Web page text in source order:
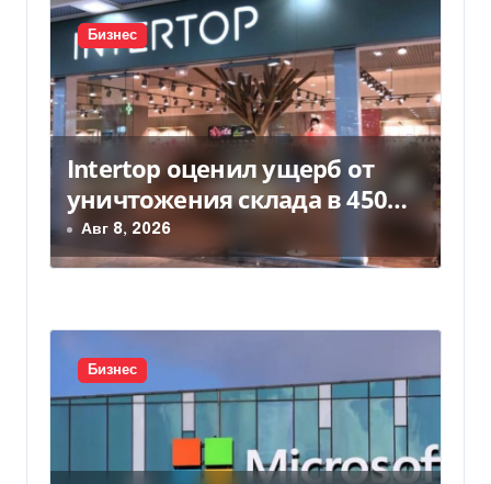
и
с
я
м
Бизнес
Intertop оценил ущерб от
уничтожения склада в 450
млн грн
Авг 8, 2026
Бизнес